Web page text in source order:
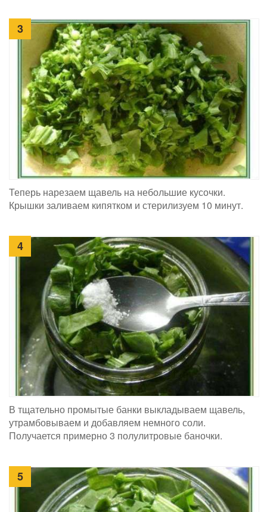
3
Теперь нарезаем щавель на небольшие кусочки.
Крышки заливаем кипятком и стерилизуем 10 минут.
4
В тщательно промытые банки выкладываем щавель,
утрамбовываем и добавляем немного соли.
Получается примерно 3 полулитровые баночки.
5